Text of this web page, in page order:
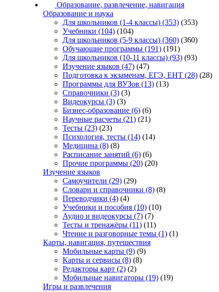
Образование, развлечение, навигация
Образование и наука
Для школьников (1-4 классы) (353) (353)
Учебники (104) (104)
Для школьников (5-9 классы) (360) (360)
Обучающие программы (191) (191)
Для школьников (10-11 классы) (93) (93)
Изучение языков (47) (47)
Подготовка к экзаменам, ЕГЭ, ЕНТ (28) (28)
Программы для ВУЗов (13) (13)
Справочники (3) (3)
Видеокурсы (3) (3)
Бизнес-образование (6) (6)
Научные расчеты (21) (21)
Тесты (23) (23)
Психология, тесты (14) (14)
Медицина (8) (8)
Расписание занятий (6) (6)
Прочие программы (20) (20)
Изучение языков
Самоучители (29) (29)
Словари и справочники (8) (8)
Переводчики (4) (4)
Учебники и пособия (10) (10)
Аудио и видеокурсы (7) (7)
Тесты и тренажёры (11) (11)
Чтение и разговорные темы (1) (1)
Карты, навигация, путешествия
Мобильные карты (9) (9)
Карты и сервисы (8) (8)
Редакторы карт (2) (2)
Мобильные навигаторы (19) (19)
Игры и развлечения